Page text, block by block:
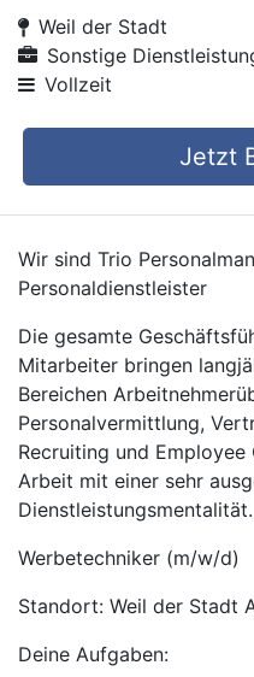
Weil der Stadt
Sonstige
Vollzeit
Jetzt
Wir sind Trio
Personaldienstleister
Die gesamte
Mitarbeiter bringen
Bereichen
Personalvermittlung,
Recruiting und
Arbeit mit einer sehr
Dienstleistungsmentalität.
Werbetechniker (m/w/d)
Standort: Weil der Stadt
Deine Aufgaben: